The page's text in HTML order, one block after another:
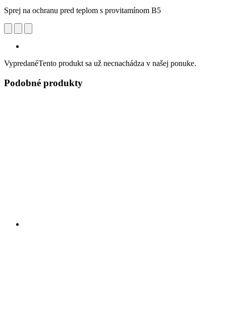
Sprej na ochranu pred teplom s provitamínom B5
VypredanéTento produkt sa už necnachádza v našej ponuke.
Podobné produkty